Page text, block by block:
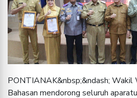
PONTIANAK&nbsp;&ndash; Wakil
Bahasan mendorong seluruh